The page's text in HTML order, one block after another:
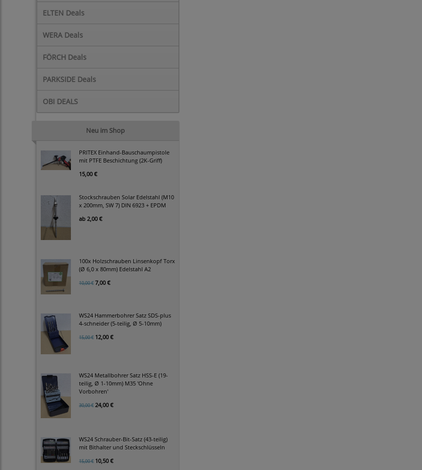
ELTEN Deals
WERA Deals
FÖRCH Deals
PARKSIDE Deals
OBI DEALS
Neu im Shop
PRITEX Einhand-Bauschaumpistole
mit PTFE Beschichtung (2K-Griff)
15,00 €
Stockschrauben Solar Edelstahl (M10
x 200mm, SW 7) DIN 6923 + EPDM
ab 2,00 €
100x Holzschrauben Linsenkopf Torx
(Ø 6,0 x 80mm) Edelstahl A2
10,00 € 7,00 €
WS24 Hammerbohrer Satz SDS-plus
4-schneider (5-teilig, Ø 5-10mm)
15,00 € 12,00 €
WS24 Metallbohrer Satz HSS-E (19-
teilig, Ø 1-10mm) M35 'Ohne
Vorbohren'
30,00 € 24,00 €
WS24 Schrauber-Bit-Satz (43-teilig)
mit Bithalter und Steckschlüsseln
15,00 € 10,50 €